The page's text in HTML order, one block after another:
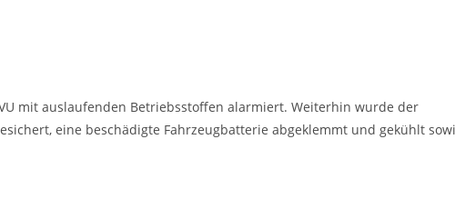
mit auslaufenden Betriebsstoffen alarmiert. Weiterhin wurde der
eine beschädigte Fahrzeugbatterie abgeklemmt und gekühlt